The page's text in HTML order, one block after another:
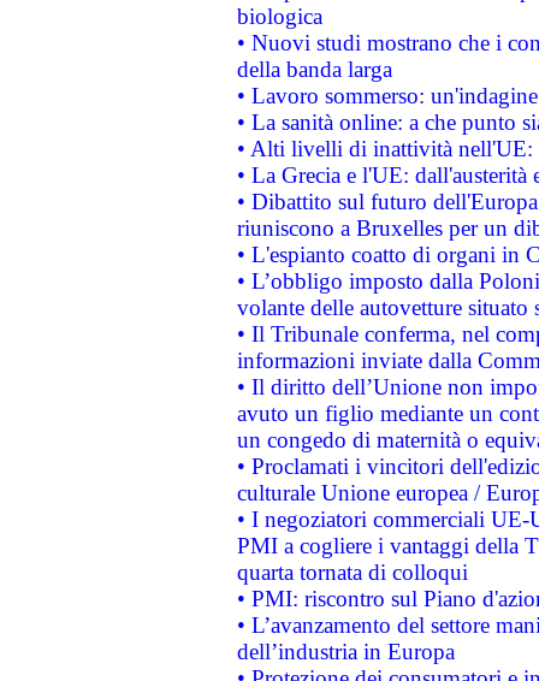
biologica
• Nuovi studi mostrano che i
della banda larga
• Lavoro sommerso:
• La sanità online: a che punto
• Alti livelli di inattività nell'UE:
• La Grecia e l'UE: dall'austerità
• Dibattito sul futuro
riuniscono a Bruxelles per un
• L'espianto coatto di organi in
• L’obbligo imposto dalla
volante delle autovetture
• Il Tribunale conferma, nel
informazioni inviate dalla
• Il diritto dell’Unione non
avuto un figlio mediante un
un congedo di maternità o
• Proclamati i vincitori
culturale Unione europea /
• I negoziatori commerciali UE-
PMI a cogliere i vantaggi della
quarta tornata di colloqui
• PMI: riscontro sul Piano
• L’avanzamento del settore
dell’industria in Europa